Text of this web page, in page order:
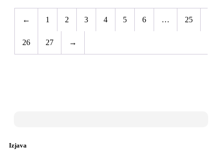
← 1 2 3 4 5 6 … 25
26 27 →
Izjava